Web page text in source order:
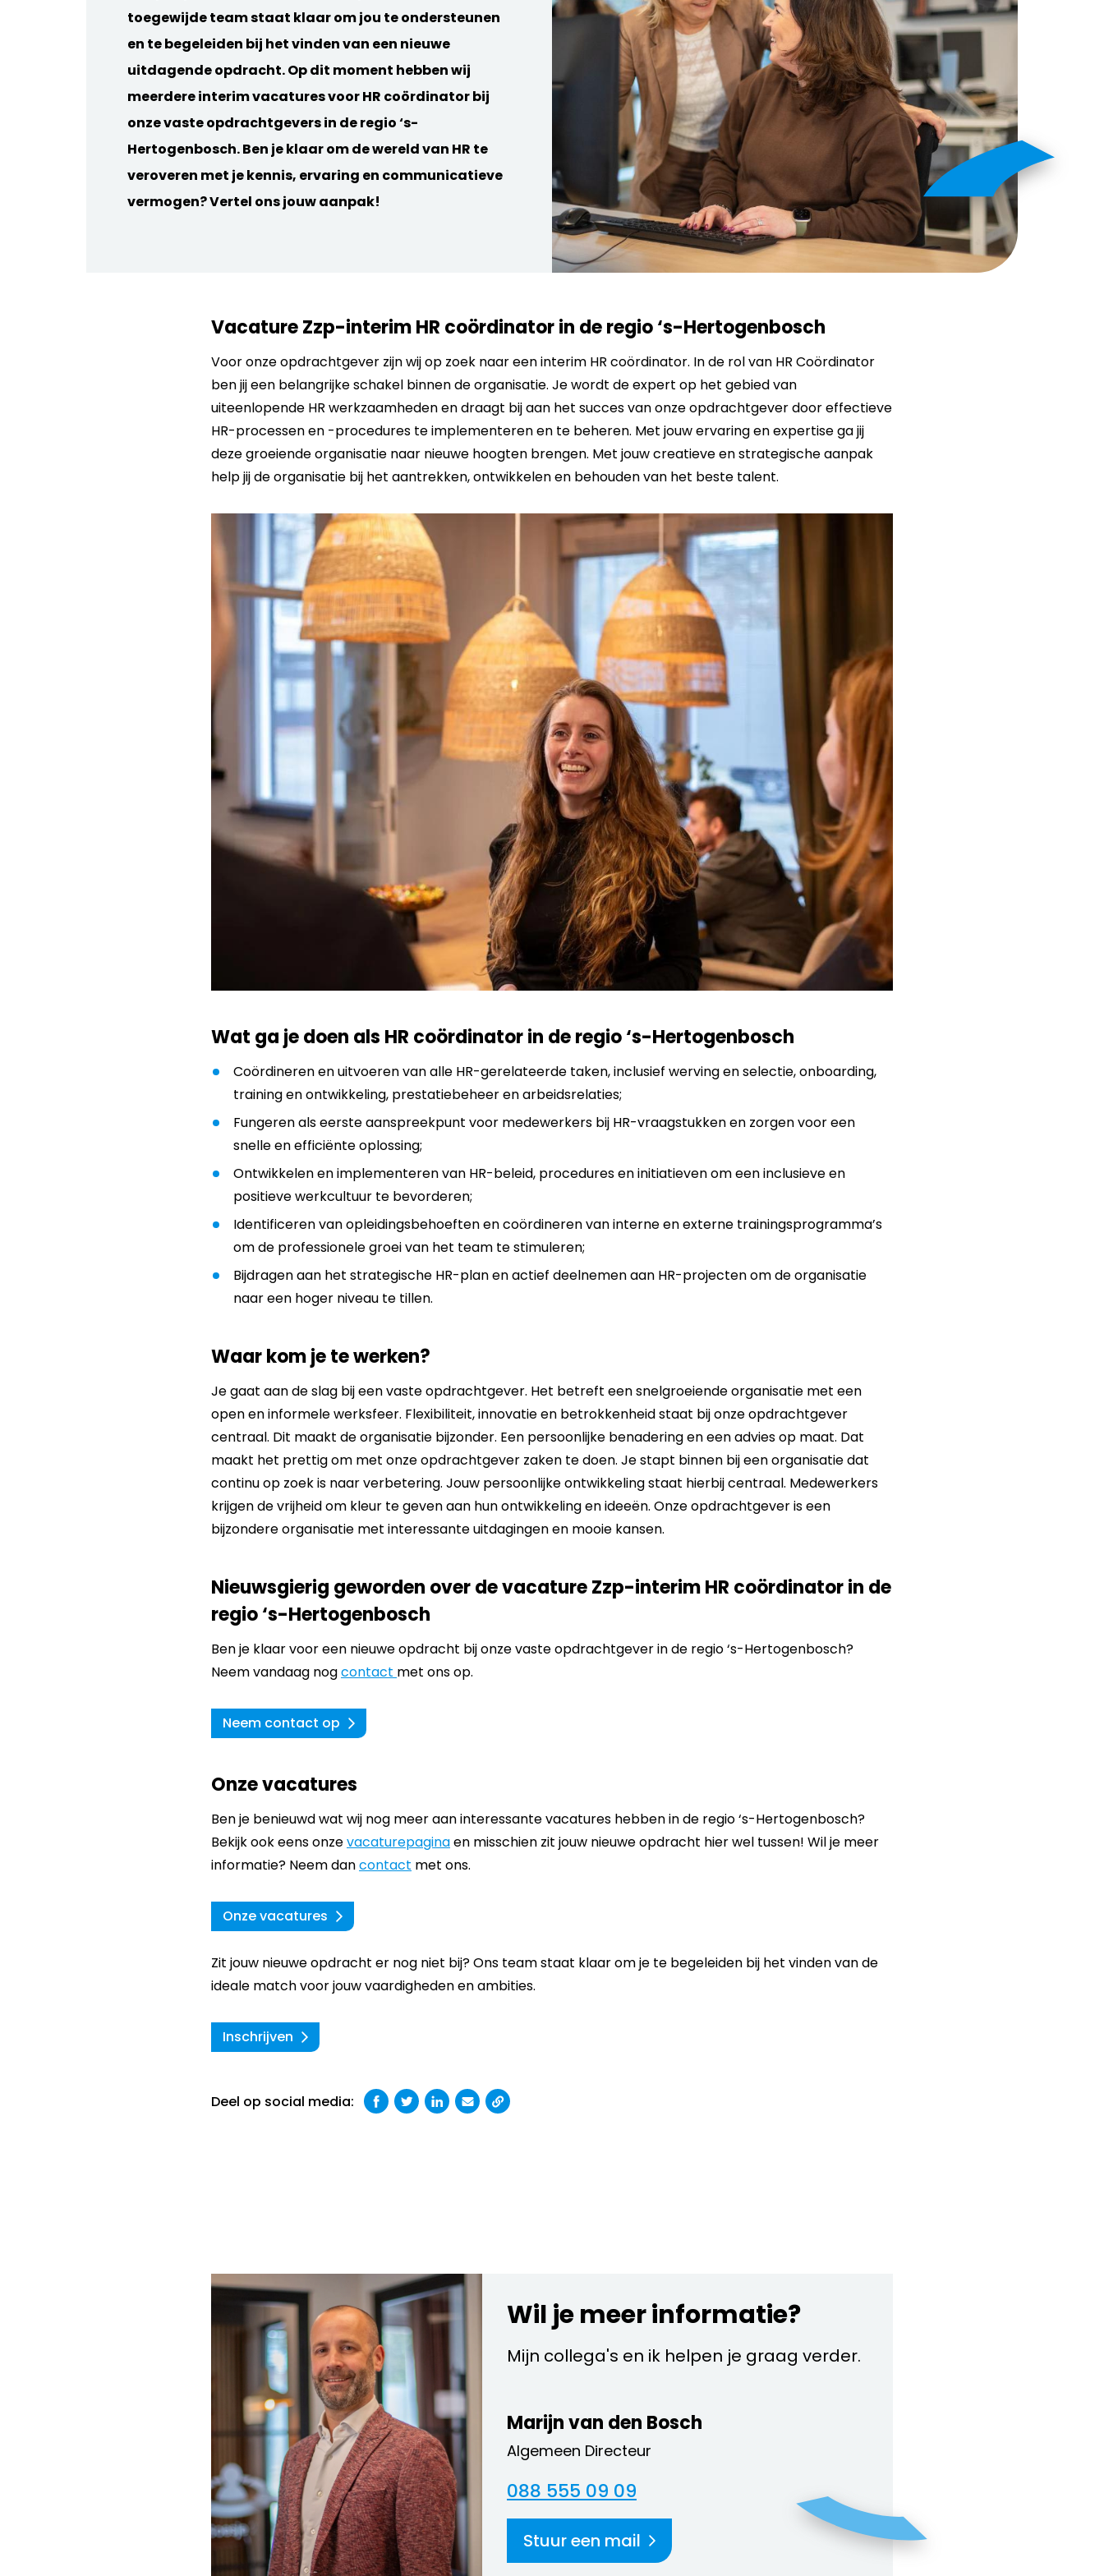
toegewijde team staat klaar om jou te ondersteunen
en te begeleiden bij het vinden van een nieuwe
uitdagende opdracht. Op dit moment hebben wij
meerdere interim vacatures voor HR coördinator bij
onze vaste opdrachtgevers in de regio ‘s-
Hertogenbosch. Ben je klaar om de wereld van HR te
veroveren met je kennis, ervaring en communicatieve
vermogen? Vertel ons jouw aanpak!
Vacature Zzp-interim HR coördinator in de regio ‘s-Hertogenbosch
Voor onze opdrachtgever zijn wij op zoek naar een interim HR coördinator. In de rol van HR Coördinator
ben jij een belangrijke schakel binnen de organisatie. Je wordt de expert op het gebied van
uiteenlopende HR werkzaamheden en draagt bij aan het succes van onze opdrachtgever door effectieve
HR-processen en -procedures te implementeren en te beheren. Met jouw ervaring en expertise ga jij
deze groeiende organisatie naar nieuwe hoogten brengen. Met jouw creatieve en strategische aanpak
help jij de organisatie bij het aantrekken, ontwikkelen en behouden van het beste talent.
Wat ga je doen als HR coördinator in de regio ‘s-Hertogenbosch
Coördineren en uitvoeren van alle HR-gerelateerde taken, inclusief werving en selectie, onboarding,
training en ontwikkeling, prestatiebeheer en arbeidsrelaties;
Fungeren als eerste aanspreekpunt voor medewerkers bij HR-vraagstukken en zorgen voor een
snelle en efficiënte oplossing;
Ontwikkelen en implementeren van HR-beleid, procedures en initiatieven om een inclusieve en
positieve werkcultuur te bevorderen;
Identificeren van opleidingsbehoeften en coördineren van interne en externe trainingsprogramma’s
om de professionele groei van het team te stimuleren;
Bijdragen aan het strategische HR-plan en actief deelnemen aan HR-projecten om de organisatie
naar een hoger niveau te tillen.
Waar kom je te werken?
Je gaat aan de slag bij een vaste opdrachtgever. Het betreft een snelgroeiende organisatie met een
open en informele werksfeer. Flexibiliteit, innovatie en betrokkenheid staat bij onze opdrachtgever
centraal. Dit maakt de organisatie bijzonder. Een persoonlijke benadering en een advies op maat. Dat
maakt het prettig om met onze opdrachtgever zaken te doen. Je stapt binnen bij een organisatie dat
continu op zoek is naar verbetering. Jouw persoonlijke ontwikkeling staat hierbij centraal. Medewerkers
krijgen de vrijheid om kleur te geven aan hun ontwikkeling en ideeën. Onze opdrachtgever is een
bijzondere organisatie met interessante uitdagingen en mooie kansen.
Nieuwsgierig geworden over de vacature Zzp-interim HR coördinator in de
regio ‘s-Hertogenbosch
Ben je klaar voor een nieuwe opdracht bij onze vaste opdrachtgever in de regio ‘s-Hertogenbosch?
Neem vandaag nogcontact met ons op.
Neem contact op
Onze vacatures
Ben je benieuwd wat wij nog meer aan interessante vacatures hebben in de regio ‘s-Hertogenbosch?
Bekijk ook eens onzevacaturepaginaen misschien zit jouw nieuwe opdracht hier wel tussen! Wil je meer
informatie? Neem dancontact met ons.
Onze vacatures
Zit jouw nieuwe opdracht er nog niet bij? Ons team staat klaar om je te begeleiden bij het vinden van de
ideale match voor jouw vaardigheden en ambities.
Inschrijven
Deel op social media:
Wil je meer informatie?
Mijn collega's en ik helpen je graag verder.
Marijn van den Bosch
Algemeen Directeur
088 555 09 09
Stuur een mail